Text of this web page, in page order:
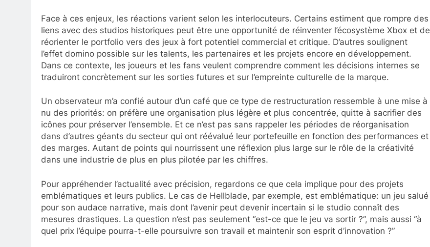
Face à ces enjeux, les réactions varient selon les interlocuteurs. Certains estiment que rompre des
liens avec des studios historiques peut être une opportunité de réinventer l’écosystème Xbox et de
réorienter le portfolio vers des jeux à fort potentiel commercial et critique. D’autres soulignent
l’effet domino possible sur les talents, les partenaires et les projets encore en développement.
Dans ce contexte, les joueurs et les fans veulent comprendre comment les décisions internes se
traduiront concrètement sur les sorties futures et sur l’empreinte culturelle de la marque.
Un observateur m’a confié autour d’un café que ce type de restructuration ressemble à une mise à
nu des priorités: on préfère une organisation plus légère et plus concentrée, quitte à sacrifier des
icônes pour préserver l’ensemble. Et ce n’est pas sans rappeler les périodes de réorganisation
dans d’autres géants du secteur qui ont réévalué leur portefeuille en fonction des performances et
des marges. Autant de points qui nourrissent une réflexion plus large sur le rôle de la créativité
dans une industrie de plus en plus pilotée par les chiffres.
Pour appréhender l’actualité avec précision, regardons ce que cela implique pour des projets
emblématiques et leurs publics. Le cas de Hellblade, par exemple, est emblématique: un jeu salué
pour son audace narrative, mais dont l’avenir peut devenir incertain si le studio connaît des
mesures drastiques. La question n’est pas seulement “est-ce que le jeu va sortir ?”, mais aussi “à
quel prix l’équipe pourra-t-elle poursuivre son travail et maintenir son esprit d’innovation ?”